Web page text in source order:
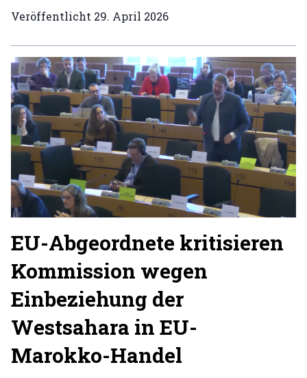
Veröffentlicht 29. April 2026
EU-Abgeordnete kritisieren
Kommission wegen
Einbeziehung der
Westsahara in EU-
Marokko-Handel